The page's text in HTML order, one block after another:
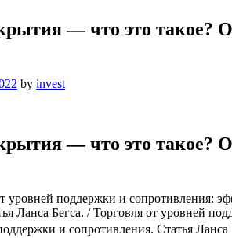
— что это такое?
by invest
— что это такое?
уровней поддержки и сопротивления:
Ланса Бегса. / Торговля от уровней
и сопротивления. Статья